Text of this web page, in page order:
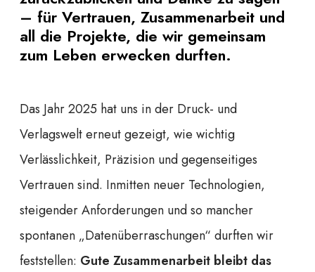
– für Vertrauen, Zusammenarbeit und
all die Projekte, die wir gemeinsam
zum Leben erwecken durften.
Das Jahr 2025 hat uns in der Druck- und
Verlagswelt erneut gezeigt, wie wichtig
Verlässlichkeit, Präzision und gegenseitiges
Vertrauen sind. Inmitten neuer Technologien,
steigender Anforderungen und so mancher
spontanen „Datenüberraschungen“ durften wir
feststellen: Gute Zusammenarbeit bleibt das